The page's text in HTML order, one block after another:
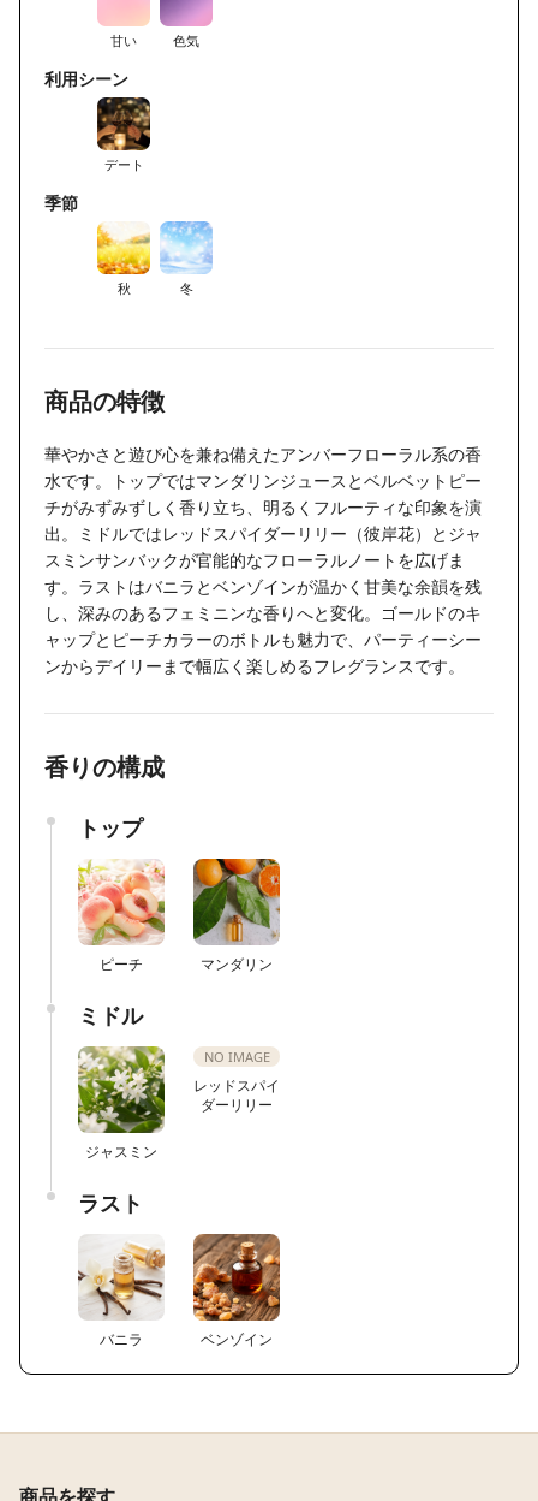
甘い 色気
利用シーン
デート
季節
秋 冬
商品の特徴
華やかさと遊び心を兼ね備えたアンバーフローラル系の香
水です。トップではマンダリンジュースとベルベットピー
チがみずみずしく香り立ち、明るくフルーティな印象を演
出。ミドルではレッドスパイダーリリー（彼岸花）とジャ
スミンサンバックが官能的なフローラルノートを広げま
す。ラストはバニラとベンゾインが温かく甘美な余韻を残
し、深みのあるフェミニンな香りへと変化。ゴールドのキ
ャップとピーチカラーのボトルも魅力で、パーティーシー
ンからデイリーまで幅広く楽しめるフレグランスです。
香りの構成
トップ
ピーチ マンダリン
ミドル
ジャスミン
NO IMAGE
レッドスパイ
ダーリリー
ラスト
バニラ ベンゾイン
商品を探す